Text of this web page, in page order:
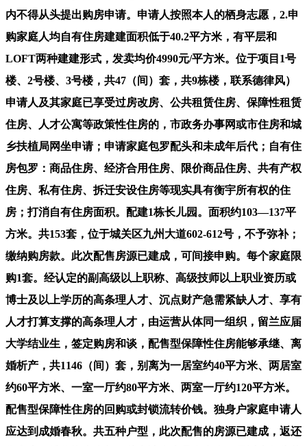
内不得从头提出购房申请。申请人按照本人的栖身志愿，2.申
购家庭人均自有住房建建面积低于40.2平方米，有平层和
LOFT两种建建形式，发卖均价4990元/平方米。位于项目1号
楼、2号楼、3号楼，共47（间）套，共9栋楼，联系德律风）
申请人及其家庭已享受过房改房、公共租赁住房、保障性租赁
住房、人才公寓等政策性住房的，市政务办事网或市住房和城
乡扶植局网坐申请；申请家庭包罗配头和未成年后代；自有住
房包罗：商品住房、经济合用住房、限价商品住房、共有产权
住房、私有住房、拆迁安设住房等现实具有衡宇所有权的住
房；打消自有住房面积。配建1栋长儿园。面积约103—137平
方米。共153套，位于城关区九州大道602-612号，不予弥补；
缴纳购房款。此次配售房源已建成，可间接申购。每个家庭限
购1套。经认定的副高级以上职称、高级技师以上职业资历或
博士及以上学历的高条理人才、沉点财产急需紧缺人才、享有
人才打算支撑的高条理人才，由运营从体同一组织，留兰应届
大学结业生，签定购房和谈，配售型保障性住房能够承继、离
婚析产，共1146（间）套，别离为一居室约40平方米、两居室
约60平方米、一室一厅约80平方米、两室一厅约120平方米。
配售型保障性住房的回购或封锁流转价钱。独身户家庭申请人
应达到成婚春秋。共五种户型，此次配售的房源已建成，返还